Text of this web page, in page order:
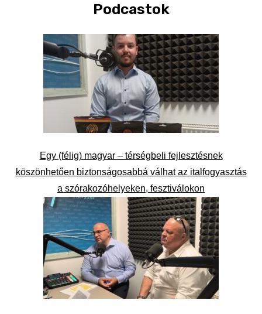
Podcastok
Egy (félig) magyar – térségbeli fejlesztésnek
köszönhetően biztonságosabbá válhat az italfogyasztás
a szórakozóhelyeken, fesztiválokon